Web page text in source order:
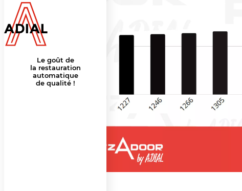
Le goût de
la restauration
automatique
de qualité !